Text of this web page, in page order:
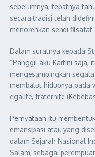
sebelumnya, tepatnya
secara tradisi telah
menorehkan sendi filsafat
Dalam suratnya kepada
“Panggil aku Kartini saja,
mengesampingkan
membalut hidupnya pada
egalite, fraternite
Pernyataan itu
emansipasi atau yang
dalam Sejarah Nasional
Salam, sebagai